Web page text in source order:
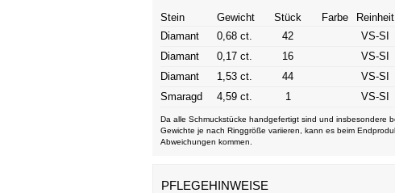
Stein Gewicht Stück Farbe Reinheit
Diamant
0,68 ct. 42 VS-SI
Diamant
0,17 ct. 16 VS-SI
Diamant
1,53 ct. 44 VS-SI
Smaragd
4,59 ct. 1 VS-SI
Da alle Schmuckstücke handgefertigt sind und insbesondere
Gewichte je nach Ringgröße variieren, kann es beim
Abweichungen kommen.
PFLEGEHINWEISE